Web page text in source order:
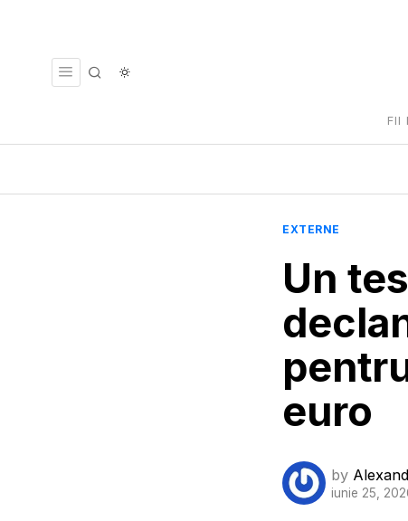
FII
EXTERNE
Un
euro
by
iunie 25,